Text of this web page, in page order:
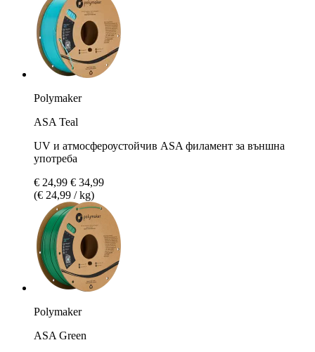
Polymaker
ASA Teal
UV и атмосфероустойчив ASA филамент за външна
употреба
€ 24,99 € 34,99
(€ 24,99 / kg)
Polymaker
ASA Green